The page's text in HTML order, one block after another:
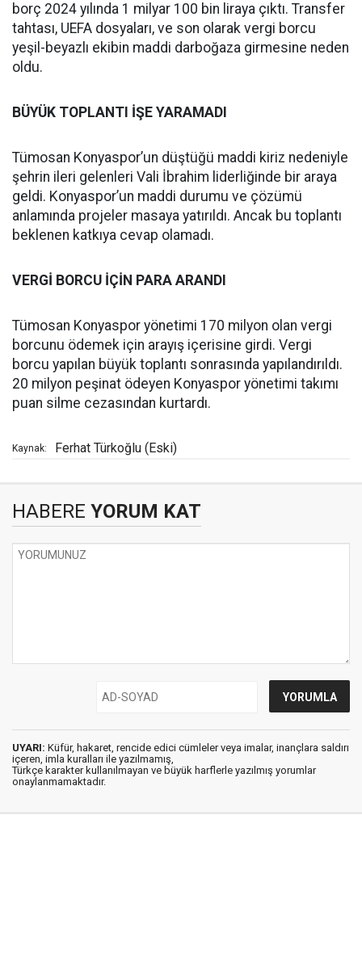
borç 2024 yılında 1 milyar 100 bin liraya çıktı. Transfer
tahtası, UEFA dosyaları, ve son olarak vergi borcu
yeşil-beyazlı ekibin maddi darboğaza girmesine neden
oldu.
BÜYÜK TOPLANTI İŞE YARAMADI
Tümosan Konyaspor’un düştüğü maddi kiriz nedeniyle
şehrin ileri gelenleri Vali İbrahim liderliğinde bir araya
geldi. Konyaspor’un maddi durumu ve çözümü
anlamında projeler masaya yatırıldı. Ancak bu toplantı
beklenen katkıya cevap olamadı.
VERGİ BORCU İÇİN PARA ARANDI
Tümosan Konyaspor yönetimi 170 milyon olan vergi
borcunu ödemek için arayış içerisine girdi. Vergi
borcu yapılan büyük toplantı sonrasında yapılandırıldı.
20 milyon peşinat ödeyen Konyaspor yönetimi takımı
puan silme cezasından kurtardı.
Kaynak: Ferhat Türkoğlu (Eski)
HABERE YORUM KAT
UYARI: Küfür, hakaret, rencide edici cümleler veya imalar, inançlara saldırı
içeren, imla kuralları ile yazılmamış,
Türkçe karakter kullanılmayan ve büyük harflerle yazılmış yorumlar
onaylanmamaktadır.